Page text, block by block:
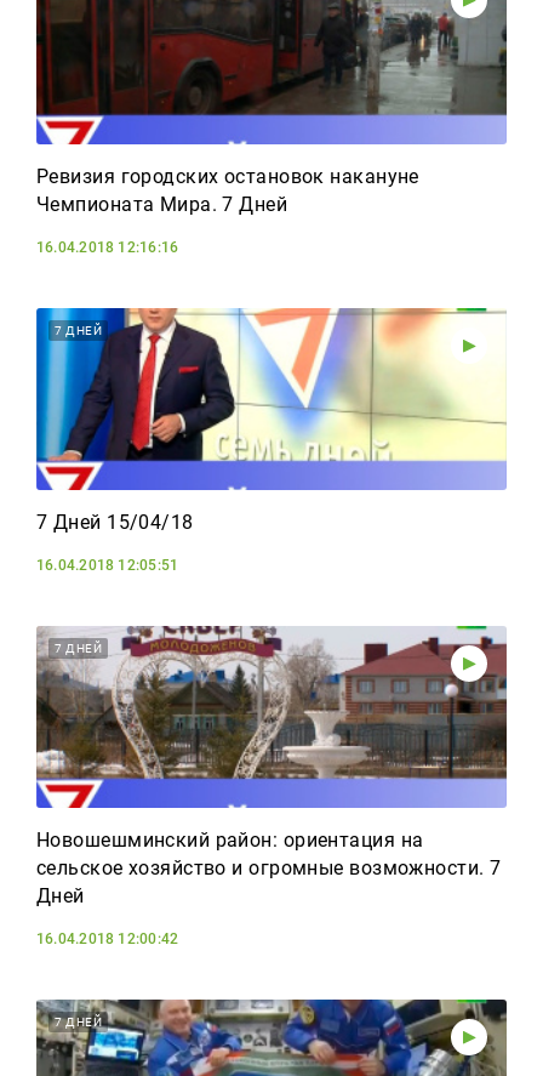
Ревизия городских остановок накануне
Чемпионата Мира. 7 Дней
16.04.2018 12:16:16
7 ДНЕЙ
7 Дней 15/04/18
16.04.2018 12:05:51
7 ДНЕЙ
Новошешминский район: ориентация на
сельское хозяйство и огромные возможности. 7
Дней
16.04.2018 12:00:42
7 ДНЕЙ